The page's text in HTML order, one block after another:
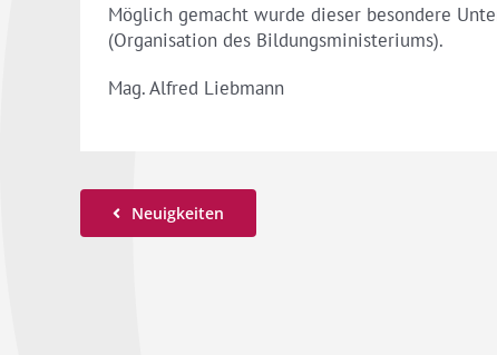
Möglich gemacht wurde dieser besondere
(Organisation des Bildungsministeriums).
Mag. Alfred Liebmann
Neuigkeiten